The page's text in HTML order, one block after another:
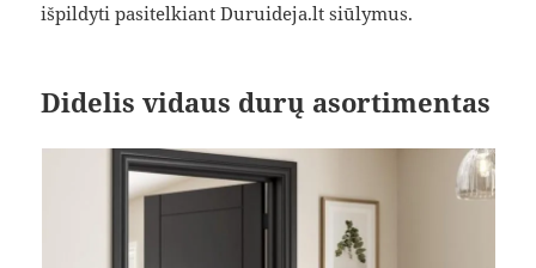
išpildyti pasitelkiant Duruideja.lt siūlymus.
Didelis vidaus durų asortimentas